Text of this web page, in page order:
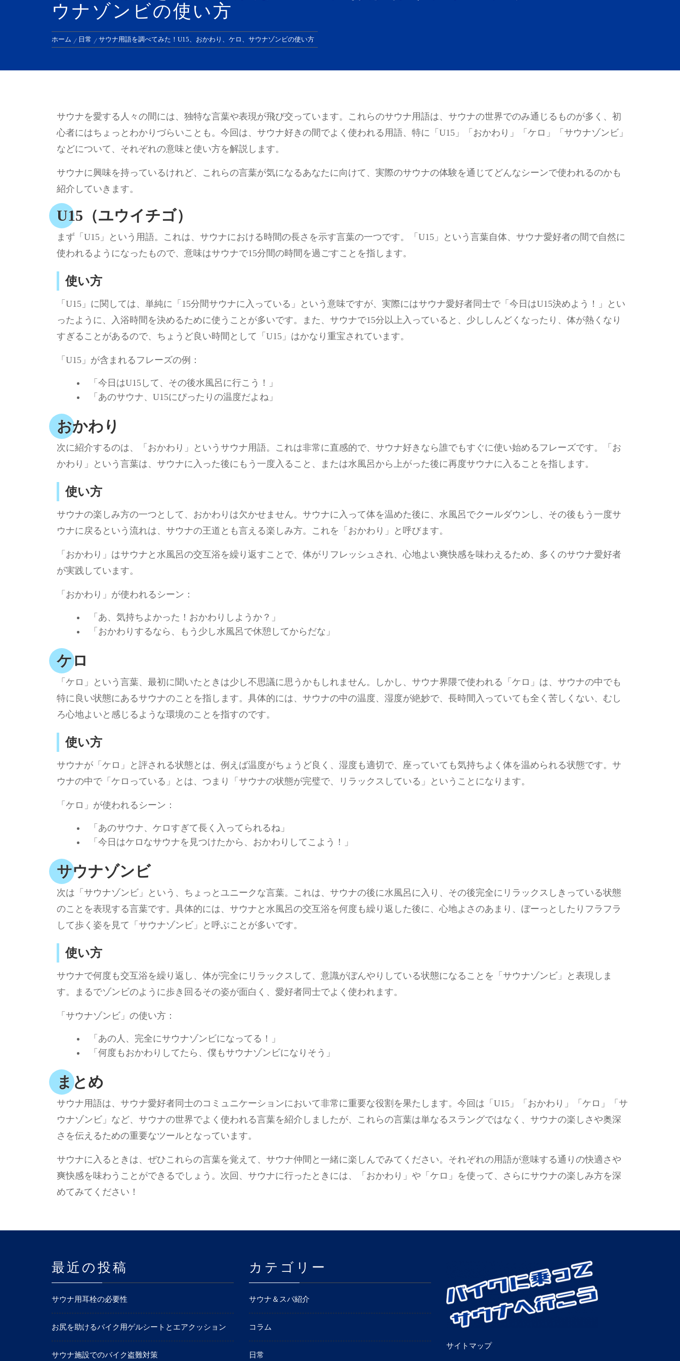
ウナゾンビの使い方
ホーム 日常 サウナ用語を調べてみた！U15、おかわり、ケロ、サウナゾンビの使い方
サウナを愛する人々の間には、独特な言葉や表現が飛び交っています。これらのサウナ用語は、サウナの世界でのみ通じるものが多く、初
心者にはちょっとわかりづらいことも。今回は、サウナ好きの間でよく使われる用語、特に「U15」「おかわり」「ケロ」「サウナゾンビ」
などについて、それぞれの意味と使い方を解説します。
サウナに興味を持っているけれど、これらの言葉が気になるあなたに向けて、実際のサウナの体験を通じてどんなシーンで使われるのかも
紹介していきます。
U15（ユウイチゴ）
まず「U15」という用語。これは、サウナにおける時間の長さを示す言葉の一つです。「U15」という言葉自体、サウナ愛好者の間で自然に
使われるようになったもので、意味はサウナで15分間の時間を過ごすことを指します。
使い方
「U15」に関しては、単純に「15分間サウナに入っている」という意味ですが、実際にはサウナ愛好者同士で「今日はU15決めよう！」とい
ったように、入浴時間を決めるために使うことが多いです。また、サウナで15分以上入っていると、少ししんどくなったり、体が熱くなり
すぎることがあるので、ちょうど良い時間として「U15」はかなり重宝されています。
「U15」が含まれるフレーズの例：
「今日はU15して、その後水風呂に行こう！」
「あのサウナ、U15にぴったりの温度だよね」
おかわり
次に紹介するのは、「おかわり」というサウナ用語。これは非常に直感的で、サウナ好きなら誰でもすぐに使い始めるフレーズです。「お
かわり」という言葉は、サウナに入った後にもう一度入ること、または水風呂から上がった後に再度サウナに入ることを指します。
使い方
サウナの楽しみ方の一つとして、おかわりは欠かせません。サウナに入って体を温めた後に、水風呂でクールダウンし、その後もう一度サ
ウナに戻るという流れは、サウナの王道とも言える楽しみ方。これを「おかわり」と呼びます。
「おかわり」はサウナと水風呂の交互浴を繰り返すことで、体がリフレッシュされ、心地よい爽快感を味わえるため、多くのサウナ愛好者
が実践しています。
「おかわり」が使われるシーン：
「あ、気持ちよかった！おかわりしようか？」
「おかわりするなら、もう少し水風呂で休憩してからだな」
ケロ
「ケロ」という言葉、最初に聞いたときは少し不思議に思うかもしれません。しかし、サウナ界隈で使われる「ケロ」は、サウナの中でも
特に良い状態にあるサウナのことを指します。具体的には、サウナの中の温度、湿度が絶妙で、長時間入っていても全く苦しくない、むし
ろ心地よいと感じるような環境のことを指すのです。
使い方
サウナが「ケロ」と評される状態とは、例えば温度がちょうど良く、湿度も適切で、座っていても気持ちよく体を温められる状態です。サ
ウナの中で「ケロっている」とは、つまり「サウナの状態が完璧で、リラックスしている」ということになります。
「ケロ」が使われるシーン：
「あのサウナ、ケロすぎて長く入ってられるね」
「今日はケロなサウナを見つけたから、おかわりしてこよう！」
サウナゾンビ
次は「サウナゾンビ」という、ちょっとユニークな言葉。これは、サウナの後に水風呂に入り、その後完全にリラックスしきっている状態
のことを表現する言葉です。具体的には、サウナと水風呂の交互浴を何度も繰り返した後に、心地よさのあまり、ぼーっとしたりフラフラ
して歩く姿を見て「サウナゾンビ」と呼ぶことが多いです。
使い方
サウナで何度も交互浴を繰り返し、体が完全にリラックスして、意識がぼんやりしている状態になることを「サウナゾンビ」と表現しま
す。まるでゾンビのように歩き回るその姿が面白く、愛好者同士でよく使われます。
「サウナゾンビ」の使い方：
「あの人、完全にサウナゾンビになってる！」
「何度もおかわりしてたら、僕もサウナゾンビになりそう」
まとめ
サウナ用語は、サウナ愛好者同士のコミュニケーションにおいて非常に重要な役割を果たします。今回は「U15」「おかわり」「ケロ」「サ
ウナゾンビ」など、サウナの世界でよく使われる言葉を紹介しましたが、これらの言葉は単なるスラングではなく、サウナの楽しさや奥深
さを伝えるための重要なツールとなっています。
サウナに入るときは、ぜひこれらの言葉を覚えて、サウナ仲間と一緒に楽しんでみてください。それぞれの用語が意味する通りの快適さや
爽快感を味わうことができるでしょう。次回、サウナに行ったときには、「おかわり」や「ケロ」を使って、さらにサウナの楽しみ方を深
めてみてください！
最近の投稿
サウナ用耳栓の必要性
お尻を助けるバイク用ゲルシートとエアクッション
サウナ施設でのバイク盗難対策
カテゴリー
サウナ＆スパ紹介
コラム
日常
サイトマップ